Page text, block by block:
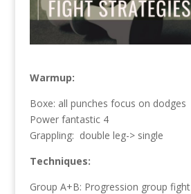
Warmup:
Boxe: all punches focus on dodges
Power fantastic 4
Grappling: double leg-> single
Techniques:
Group A+B: Progression group fight